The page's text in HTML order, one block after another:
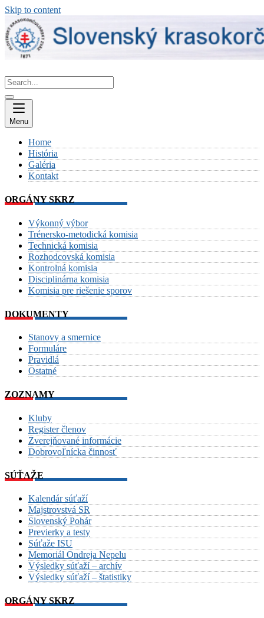
Skip to content
Menu
Home
História
Galéria
Kontakt
ORGÁNY SKRZ
Výkonný výbor
Trénersko-metodická komisia
Technická komisia
Rozhodcovská komisia
Kontrolná komisia
Disciplinárna komisia
Komisia pre riešenie sporov
DOKUMENTY
Stanovy a smernice
Formuláre
Pravidlá
Ostatné
ZOZNAMY
Kluby
Register členov
Zverejňované informácie
Dobrovoľnícka činnosť
SÚŤAŽE
Kalendár súťaží
Majstrovstvá SR
Slovenský Pohár
Previerky a testy
Súťaže ISU
Memoriál Ondreja Nepelu
Výsledky súťaží – archív
Výsledky súťaží – štatistiky
ORGÁNY SKRZ